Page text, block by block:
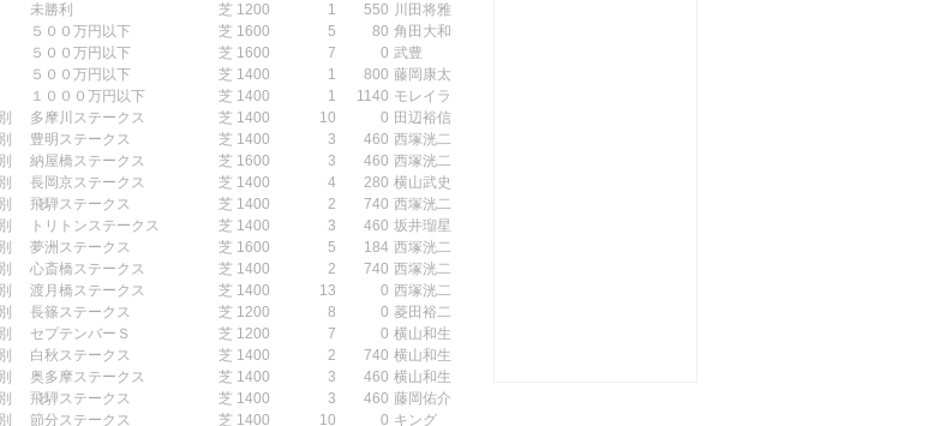
未勝利 芝 1200 1 550 川田将雅
５００万円以下 芝 1600 5 80 角田大和
５００万円以下 芝 1600 7 0 武豊
５００万円以下 芝 1400 1 800 藤岡康太
１０００万円以下 芝 1400 1 1140 モレイラ
多摩川ステークス 芝 1400 10 0 田辺裕信
豊明ステークス 芝 1400 3 460 西塚洸二
納屋橋ステークス 芝 1600 3 460 西塚洸二
長岡京ステークス 芝 1400 4 280 横山武史
飛騨ステークス 芝 1400 2 740 西塚洸二
トリトンステークス 芝 1400 3 460 坂井瑠星
夢洲ステークス 芝 1600 5 184 西塚洸二
心斎橋ステークス 芝 1400 2 740 西塚洸二
渡月橋ステークス 芝 1400 13 0 西塚洸二
長篠ステークス 芝 1200 8 0 菱田裕二
セプテンバーＳ 芝 1200 7 0 横山和生
白秋ステークス 芝 1400 2 740 横山和生
奥多摩ステークス 芝 1400 3 460 横山和生
飛騨ステークス 芝 1400 3 460 藤岡佑介
節分ステークス 芝 1400 10 0 キング